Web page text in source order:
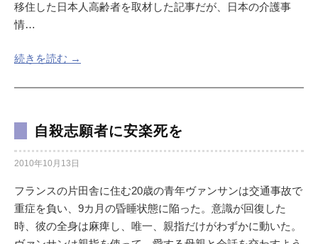
移住した日本人高齢者を取材した記事だが、日本の介護事
情…
続きを読む →
自殺志願者に安楽死を
2010年10月13日
フランスの片田舎に住む20歳の青年ヴァンサンは交通事故で
重症を負い、9カ月の昏睡状態に陥った。意識が回復した
時、彼の全身は麻痺し、唯一、親指だけがわずかに動いた。